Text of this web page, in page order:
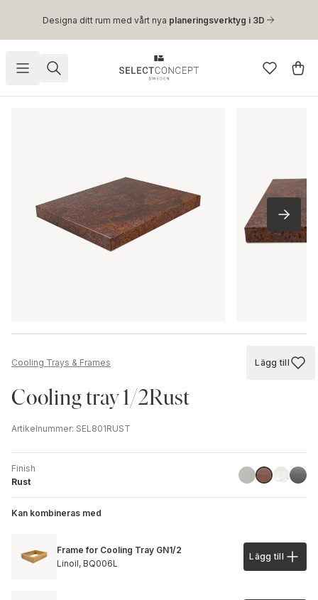
Hoppa till huvudinnehåll
Designa ditt rum med vårt nya planeringsverktyg i 3D
Cooling Trays & Frames Lägg till
Lägg till
Cooling tray 1/2Rust
Artikelnummer: SEL801RUST
Finish
Rust
Aluminium
RustMarble
Kan kombineras med
Frame for Cooling Tray GN1/2
Linoil, BQ006L Lägg till i
Lägg till